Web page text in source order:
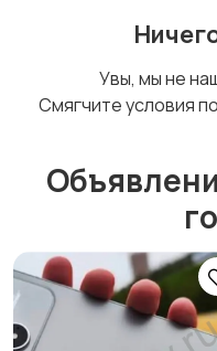
аккумуляторы
Увы, мы не
Смягчите условия